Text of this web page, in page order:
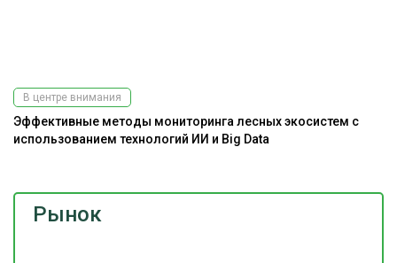
Рынок
В центре внимания
Эффективные методы мониторинга лесных экосистем с
использованием технологий ИИ и Big Data